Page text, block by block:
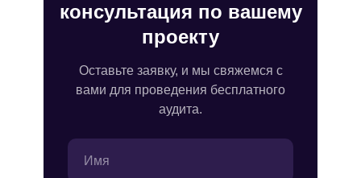
консультация по вашему
проекту
Оставьте заявку, и мы свяжемся с
вами для проведения бесплатного
аудита.